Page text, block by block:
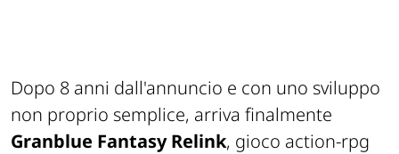
Dopo 8 anni dall'annuncio e con uno sviluppo
non proprio semplice, arriva finalmente
Granblue Fantasy Relink, gioco action-rpg